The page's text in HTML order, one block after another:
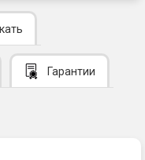
Гарантии